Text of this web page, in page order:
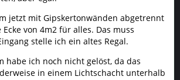
entschuldigungen sprechen
noch von einer Gewissen unreife (Alter
vorhandene know how oder
schon Zocker??))
Downloadbereich( zu finden sehr viele
jetzt mit Gipskertonwänden abgetrennt
von 4m2 für alles. Das muss
stelle ich ein altes Regal.
habe ich noch nicht gelöst, da das
in einem Lichtschacht unterhalb